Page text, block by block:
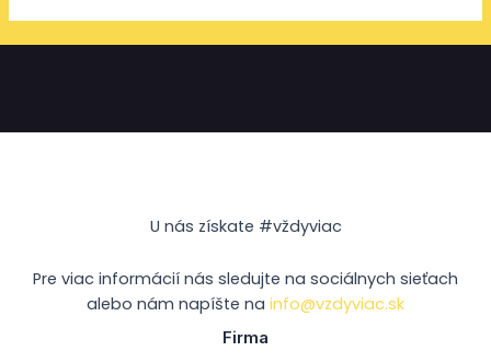
U nás získate #vždyviac
Pre viac informácií nás sledujte na sociálnych sieťach
alebo nám napíšte na info@vzdyviac.sk
Firma